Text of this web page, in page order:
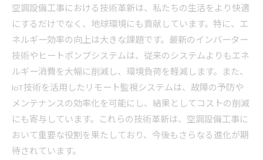
空調設備工事における技術革新は、私たちの生活をより快適
にするだけでなく、地球環境にも貢献しています。特に、エ
ネルギー効率の向上は大きな課題です。最新のインバーター
技術やヒートポンプシステムは、従来のシステムよりもエネ
ルギー消費を大幅に削減し、環境負荷を軽減します。また、
IoT技術を活用したリモート監視システムは、故障の予防や
メンテナンスの効率化を可能にし、結果としてコストの削減
にも寄与しています。これらの技術革新は、空調設備工事に
おいて重要な役割を果たしており、今後もさらなる進化が期
待されています。